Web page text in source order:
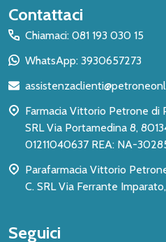
Inizio
del
piè
pagina
Contattaci
Chiamaci: 081 193 030 15
WhatsApp: 3930657273
Farmacia Vittorio Petrone di
SRL Via Portamedina 8, 80134 - Napoli NA P.IVA:
01211040637 REA: NA-
Parafarmacia Vittorio
C. SRL Via Ferrante
Seguici